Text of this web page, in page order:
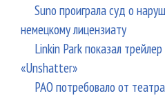
Suno проиграла суд о
немецкому лицензиату
Linkin Park показал
«Unshatter»
РАО потребовало от